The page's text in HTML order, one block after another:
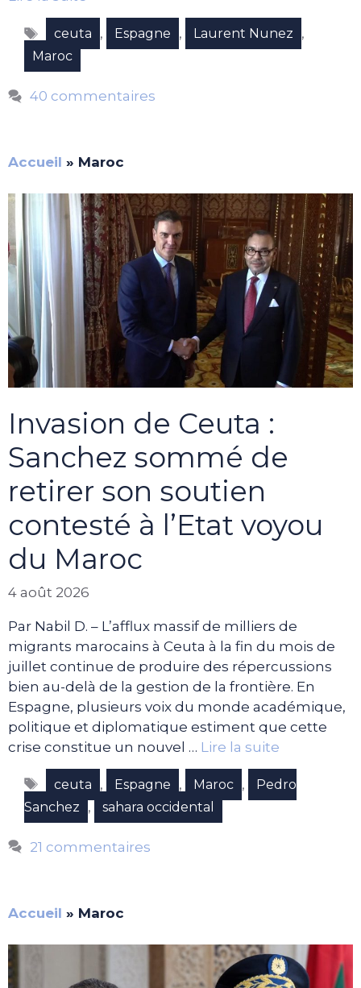
Étiquettes
ceuta , Espagne , Laurent Nunez ,
Maroc
40 commentaires
Accueil » Maroc
Invasion de Ceuta :
Sanchez sommé de
retirer son soutien
contesté à l’Etat voyou
du Maroc
4 août 2026
Par Nabil D. – L’afflux massif de milliers de
migrants marocains à Ceuta à la fin du mois de
juillet continue de produire des répercussions
bien au-delà de la gestion de la frontière. En
Espagne, plusieurs voix du monde académique,
politique et diplomatique estiment que cette
crise constitue un nouvel … Lire la suite
Étiquettes
ceuta , Espagne , Maroc ,
Pedro
Sanchez
, sahara occidental
21 commentaires
Accueil » Maroc